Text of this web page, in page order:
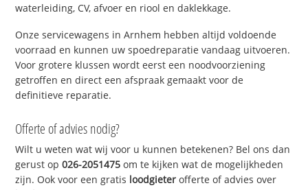
waterleiding, CV, afvoer en riool en daklekkage.
Onze servicewagens in Arnhem hebben altijd voldoende
voorraad en kunnen uw spoedreparatie vandaag uitvoeren.
Voor grotere klussen wordt eerst een noodvoorziening
getroffen en direct een afspraak gemaakt voor de
definitieve reparatie.
Offerte of advies nodig?
Wilt u weten wat wij voor u kunnen betekenen? Bel ons dan
gerust op026-2051475 om te kijken wat de mogelijkheden
zijn. Ook voor een gratis loodgieter offerte of advies over